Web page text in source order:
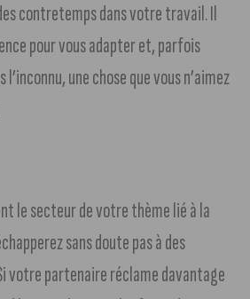
contretemps dans votre travail. Il
pour vous adapter et, parfois
une chose que vous n’aimez
le secteur de votre thème lié à la
sans doute pas à des
votre partenaire réclame davantage